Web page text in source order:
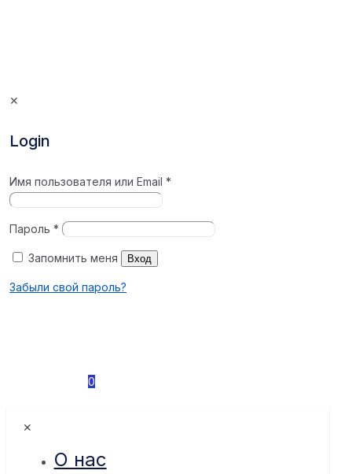
✕
Login
Имя пользователя или Email*
Пароль*
Запомнить меня Вход
Забыли свой пароль?
0
✕
О нас